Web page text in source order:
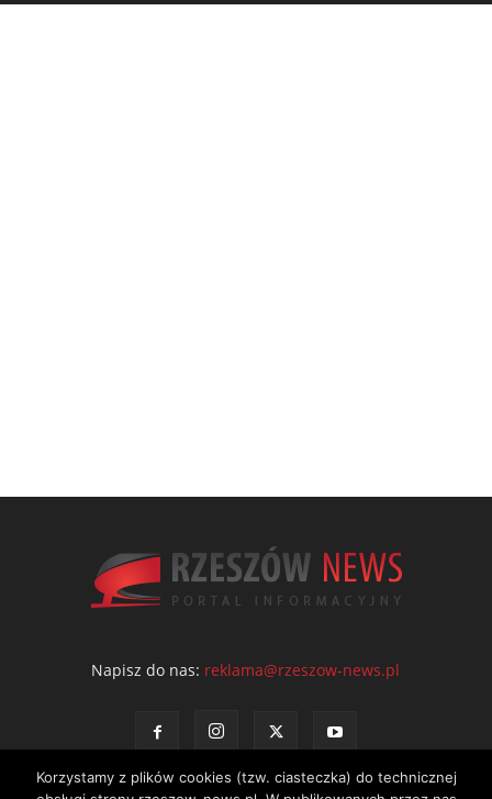
Napisz do nas: reklama@rzeszow-news.pl
Korzystamy z plików cookies (tzw. ciasteczka) do technicznej